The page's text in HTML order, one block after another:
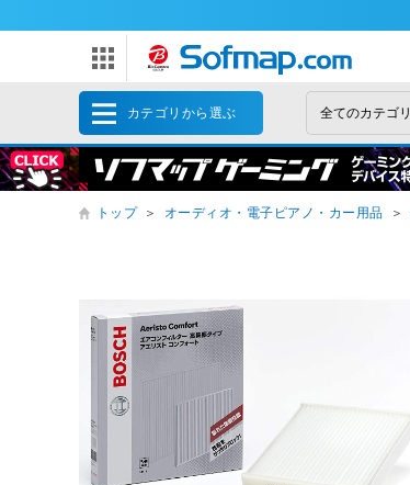
カテゴリから選ぶ
トップ ＞ オーディオ・電子ピアノ・カー用品 ＞